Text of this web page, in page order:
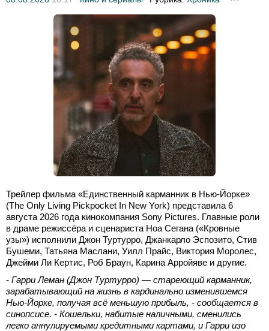
Трейлер фильма «Единственный карманник в Нью-Йорке»
(The Only Living Pickpocket In New York) представила 6
августа 2026 года кинокомпания Sony Pictures. Главные роли
в драме режиссёра и сценариста Ноа Сегана («Кровные
узы») исполнили Джон Туртурро, Джанкарло Эспозито, Стив
Бушеми, Татьяна Маслани, Уилл Прайс, Виктория Моролес,
Джейми Ли Кертис, Роб Браун, Карина Арройяве и другие.
- Гарри Леман (Джон Туртурро) — стареющий карманник,
зарабатывающий на жизнь в кардинально изменившемся
Нью-Йорке, получая всё меньшую прибыль, - сообщается в
синопсисе. - Кошельки, набитые наличными, сменились
легко аннулируемыми кредитными картами, и Гарри изо